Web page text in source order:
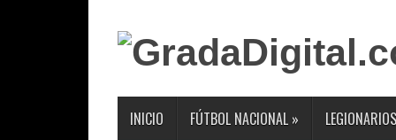
INICIO FÚTBOL NACIONAL » LEGIONARIOS